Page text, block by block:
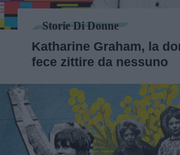
Storie Di Donne
Katharine Graham, la
fece zittire da nessuno